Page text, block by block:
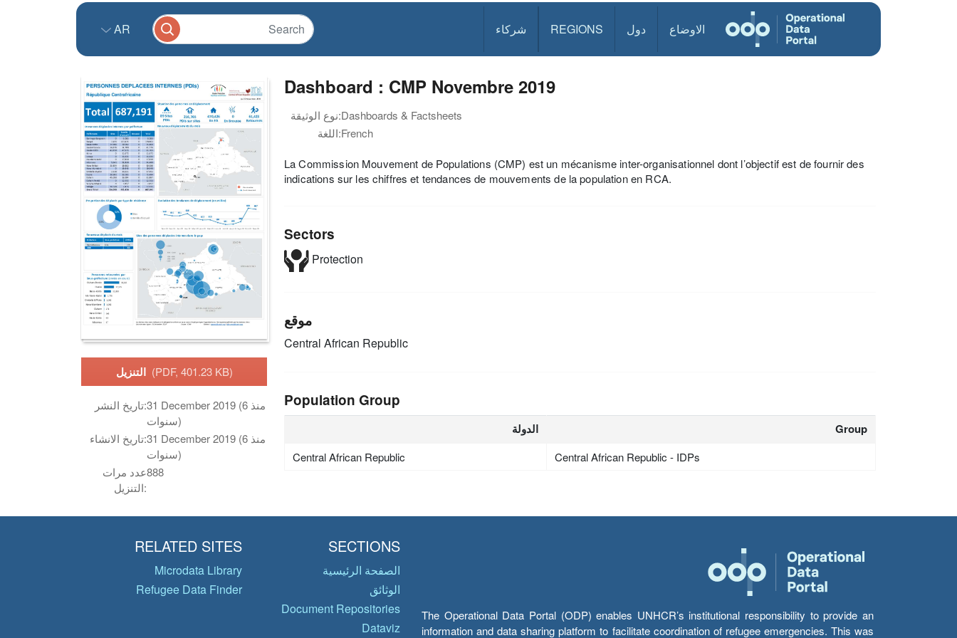
الاوضاع دول REGIONS شركاء AR
التنزيل (PDF, 401.23 KB)
تاريخ النشر:31 December 2019 (منذ 6
سنوات)
تاريخ الانشاء:31 December 2019 (منذ 6
سنوات)
عدد مرات
التنزيل:
888
Dashboard : CMP Novembre 2019
نوع الوثيقة:Dashboards & Factsheets
اللغة:French
La Commission Mouvement de Populations (CMP) est un mécanisme inter-organisationnel dont l’objectif est de fournir des
indications sur les chiffres et tendances de mouvements de la population en RCA.
Sectors
Protection
موقع
Central African Republic
Population Group
الدولة Group
Central African Republic Central African Republic - IDPs
The Operational Data Portal (ODP) enables UNHCR’s institutional responsibility to provide an
information and data sharing platform to facilitate coordination of refugee emergencies. This was
SECTIONS
الصفحة الرئيسية
الوثائق
Document Repositories
Dataviz
RELATED SITES
Microdata Library
Refugee Data Finder